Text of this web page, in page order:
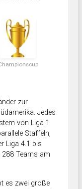
zur
Jedes
von Liga 1
Staffeln,
Liga 4.1 bis
288 Teams am
es zwei große